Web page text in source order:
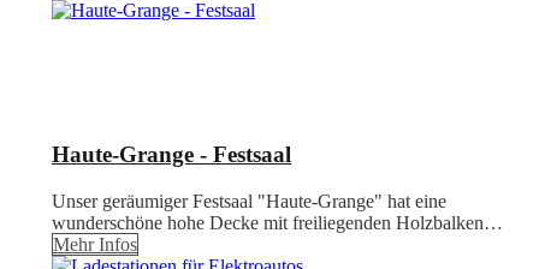
Haute-Grange - Festsaal
Unser geräumiger Festsaal "Haute-Grange" hat eine
wunderschöne hohe Decke mit freiliegenden Holzbalken…
Mehr Infos